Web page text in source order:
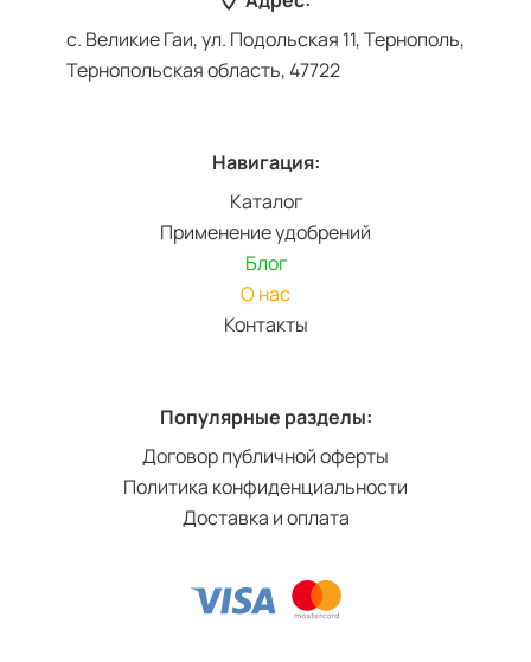
с. Великие Гаи, ул. Подольская 11, Тернополь,
Тернопольская область, 47722
Навигация:
Каталог
Применение удобрений
Блог
О нас
Контакты
Популярные разделы:
Договор публичной оферты
Политика конфиденциальности
Доставка и оплата